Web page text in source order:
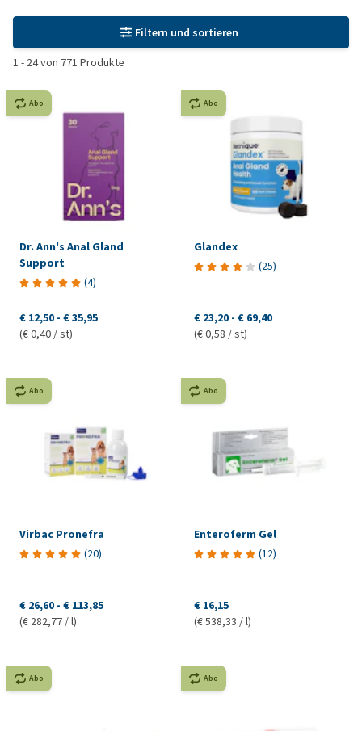
Filtern und sortieren
1 - 24von 771 Produkte
Abo
Dr. Ann's Anal Gland
Support
(4)
€ 12,50 - € 35,95
(€ 0,40 / st)
Abo
Glandex
(25)
€ 23,20 - € 69,40
(€ 0,58 / st)
Abo
Virbac Pronefra
(20)
€ 26,60 - € 113,85
(€ 282,77 / l)
Abo
Enteroferm Gel
(12)
€ 16,15
(€ 538,33 / l)
Abo Abo